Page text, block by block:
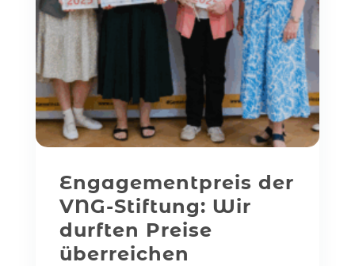
Engagementpreis der
VNG-Stiftung: Wir
durften Preise
überreichen